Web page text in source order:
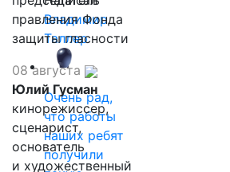
Владимир
Таллер
Очень рад,
что работы
наших ребят
получили
правления Фонда
защиты гласности
08 августа
Юлий Гусман
кинорежиссер,
сценарист,
основатель
и художественный